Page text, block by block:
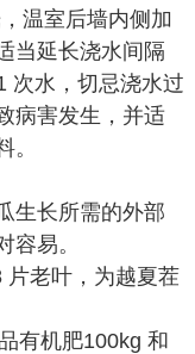
温室后墙内侧加
当延长浇水间隔
次水，切忌浇水过
病害发生，并适
。
生长所需的外部
容易。
老叶，为越夏茬
有机肥100kg 和